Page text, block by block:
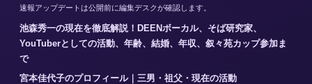
速報アップデートは公開前に編集デスクが確認します。
池森秀一の現在を徹底解説！DEENボーカル、そば研究家、
YouTuberとしての活動、年齢、結婚、年収、叙々苑カップ参加ま
で
宮本佳代子のプロフィール｜三男・祖父・現在の活動